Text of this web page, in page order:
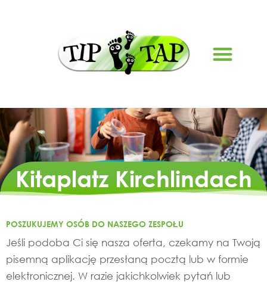
Kitaplatz Kirchlindach
POSZUKUJEMY OSÓB DO NASZEGO ZESPOŁU
Jeśli podoba Ci się nasza oferta, czekamy na Twoją
pisemną aplikację przesłaną pocztą lub w formie
elektronicznej. W razie jakichkolwiek pytań lub